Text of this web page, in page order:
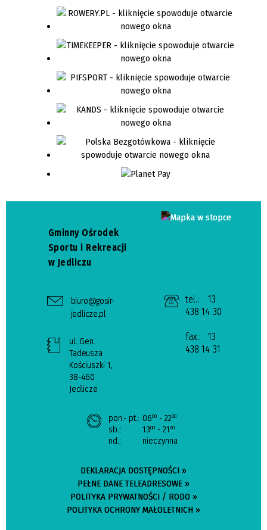
Gminny Ośrodek
Sportu i Rekreacji
w Jedliczu
biuro@gosir-
jedlicze.pl
ul. Gen.
Tadeusza
Kościuszki 1,
38-460
Jedlicze
tel.:
13
438 14 30
fax.:
13
438 14 31
pon.- pt.: 0600 - 2200
sb.: 1300 - 21 00
nd.: nieczynna
DEKLARACJA DOSTĘPNOŚCI »
PEŁNE DANE TELEADRESOWE »
POLITYKA PRYWATNOŚCI / RODO »
POLITYKA OCHRONY MAŁOLETNICH »